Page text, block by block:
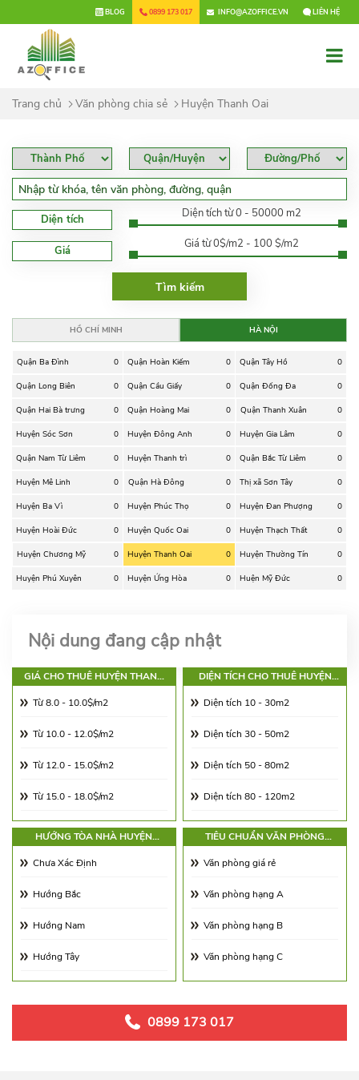
BLOG 0899 173 017 INFO@AZOFFICE.VN LIÊN HỆ×
Trang chủ Văn phòng chia sẻ Huyện Thanh Oai
Diện tích Diện tích từ 0 - 50000 m2
Giá Giá từ 0$/m2 - 100 $/m2
HỒ CHÍ MINH HÀ NỘI
Quận Ba Đình 0 Quận Hoàn Kiếm 0 Quận Tây Hồ 0
Quận Long Biên 0 Quận Cầu Giấy 0 Quận Đống Đa 0
Quận Hai Bà trưng 0 Quận Hoàng Mai 0 Quận Thanh Xuân 0
Huyện Sóc Sơn 0 Huyện Đông Anh 0 Huyện Gia Lâm 0
Quận Nam Từ Liêm 0 Huyện Thanh trì 0 Quận Bắc Từ Liêm 0
Huyện Mê Linh 0 Quận Hà Đông 0 Thị xã Sơn Tây 0
Huyện Ba Vì 0 Huyện Phúc Thọ 0 Huyện Đan Phượng 0
Huyện Hoài Đức 0 Huyện Quốc Oai 0 Huyện Thạch Thất 0
Huyện Chương Mỹ 0 Huyện Thanh Oai 0 Huyện Thường Tín 0
Huyện Phú Xuyên 0 Huyện Ứng Hòa 0 Huện Mỹ Đức 0
Nội dung đang cập nhật
GIÁ CHO THUÊ HUYỆN THANH
Từ 8.0 - 10.0$/m2
Từ 10.0 - 12.0$/m2
Từ 12.0 - 15.0$/m2
Từ 15.0 - 18.0$/m2
Từ 18.0 - 21.0$/m2
Từ 21.0 - 25.0$/m2
Từ 25.0 - 30.0$/m2
Từ 30.0 - 65.0$/m2
Từ 65.00 - 100.00$/m2
DIỆN TÍCH CHO THUÊ HUYỆN
Diện tích 10 - 30m2
Diện tích 30 - 50m2
Diện tích 50 - 80m2
Diện tích 80 - 120m2
Diện tích 120 - 180m2
Diện tích 180 - 250m2
Diện tích 250 - 350m2
Diện tích 350 - 500m2
Trên 500m2
HƯỚNG TÒA NHÀ HUYỆN
Chưa Xác Định
Hướng Bắc
Hướng Nam
Hướng Tây
TIÊU CHUẨN VĂN PHÒNG
Văn phòng giá rẻ
Văn phòng hạng A
Văn phòng hạng B
Văn phòng hạng C
0899 173 017